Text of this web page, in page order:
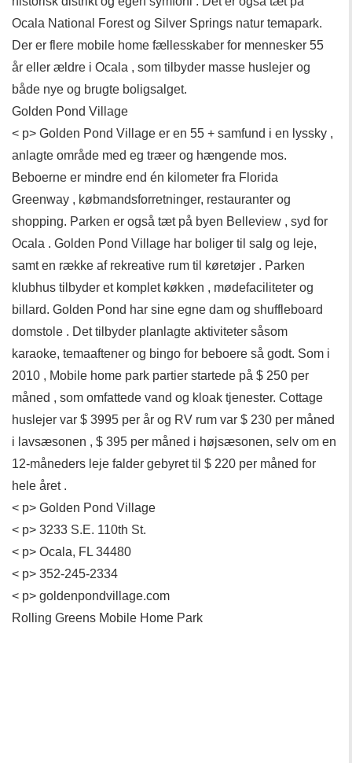
Ocala National Forest og Silver Springs natur temapark.
Der er flere mobile home fællesskaber for mennesker 55
år eller ældre i Ocala , som tilbyder masse huslejer og
både nye og brugte boligsalget.
Golden Pond Village
< p> Golden Pond Village er en 55 + samfund i en lyssky ,
anlagte område med eg træer og hængende mos.
Beboerne er mindre end én kilometer fra Florida
Greenway , købmandsforretninger, restauranter og
shopping. Parken er også tæt på byen Belleview , syd for
Ocala . Golden Pond Village har boliger til salg og leje,
samt en række af rekreative rum til køretøjer . Parken
klubhus tilbyder et komplet køkken , mødefaciliteter og
billard. Golden Pond har sine egne dam og shuffleboard
domstole . Det tilbyder planlagte aktiviteter såsom
karaoke, temaaftener og bingo for beboere så godt. Som i
2010 , Mobile home park partier startede på $ 250 per
måned , som omfattede vand og kloak tjenester. Cottage
huslejer var $ 3995 per år og RV rum var $ 230 per måned
i lavsæsonen , $ 395 per måned i højsæsonen, selv om en
12-måneders leje falder gebyret til $ 220 per måned for
hele året .
< p> Golden Pond Village
< p> 3233 S.E. 110th St.
< p> Ocala, FL 34480
< p> 352-245-2334
< p> goldenpondvillage.com
Rolling Greens Mobile Home Park